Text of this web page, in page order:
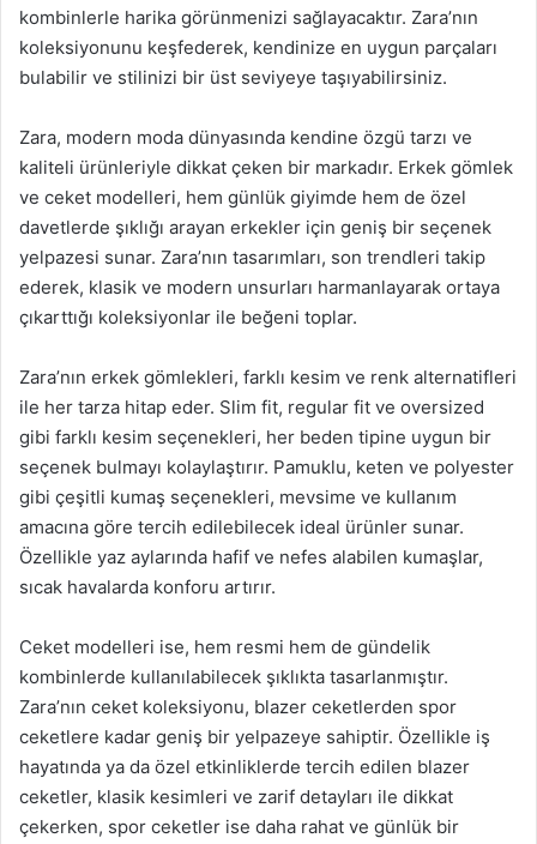
kombinlerle harika görünmenizi sağlayacaktır. Zara’nın
koleksiyonunu keşfederek, kendinize en uygun parçaları
bulabilir ve stilinizi bir üst seviyeye taşıyabilirsiniz.
Zara, modern moda dünyasında kendine özgü tarzı ve
kaliteli ürünleriyle dikkat çeken bir markadır. Erkek gömlek
ve ceket modelleri, hem günlük giyimde hem de özel
davetlerde şıklığı arayan erkekler için geniş bir seçenek
yelpazesi sunar. Zara’nın tasarımları, son trendleri takip
ederek, klasik ve modern unsurları harmanlayarak ortaya
çıkarttığı koleksiyonlar ile beğeni toplar.
Zara’nın erkek gömlekleri, farklı kesim ve renk alternatifleri
ile her tarza hitap eder. Slim fit, regular fit ve oversized
gibi farklı kesim seçenekleri, her beden tipine uygun bir
seçenek bulmayı kolaylaştırır. Pamuklu, keten ve polyester
gibi çeşitli kumaş seçenekleri, mevsime ve kullanım
amacına göre tercih edilebilecek ideal ürünler sunar.
Özellikle yaz aylarında hafif ve nefes alabilen kumaşlar,
sıcak havalarda konforu artırır.
Ceket modelleri ise, hem resmi hem de gündelik
kombinlerde kullanılabilecek şıklıkta tasarlanmıştır.
Zara’nın ceket koleksiyonu, blazer ceketlerden spor
ceketlere kadar geniş bir yelpazeye sahiptir. Özellikle iş
hayatında ya da özel etkinliklerde tercih edilen blazer
ceketler, klasik kesimleri ve zarif detayları ile dikkat
çekerken, spor ceketler ise daha rahat ve günlük bir